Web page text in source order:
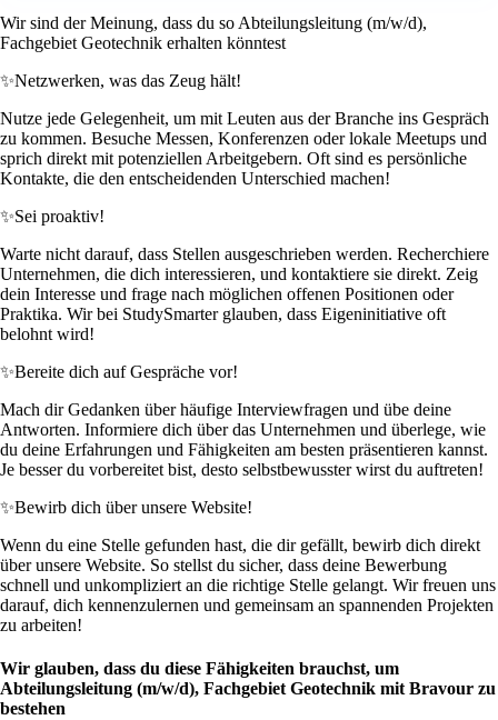
Wir sind der Meinung, dass du so Abteilungsleitung (m/w/d),
Fachgebiet Geotechnik erhalten könntest
✨Netzwerken, was das Zeug hält!
Nutze jede Gelegenheit, um mit Leuten aus der Branche ins Gespräch
zu kommen. Besuche Messen, Konferenzen oder lokale Meetups und
sprich direkt mit potenziellen Arbeitgebern. Oft sind es persönliche
Kontakte, die den entscheidenden Unterschied machen!
✨Sei proaktiv!
Warte nicht darauf, dass Stellen ausgeschrieben werden. Recherchiere
Unternehmen, die dich interessieren, und kontaktiere sie direkt. Zeig
dein Interesse und frage nach möglichen offenen Positionen oder
Praktika. Wir bei StudySmarter glauben, dass Eigeninitiative oft
belohnt wird!
✨Bereite dich auf Gespräche vor!
Mach dir Gedanken über häufige Interviewfragen und übe deine
Antworten. Informiere dich über das Unternehmen und überlege, wie
du deine Erfahrungen und Fähigkeiten am besten präsentieren kannst.
Je besser du vorbereitet bist, desto selbstbewusster wirst du auftreten!
✨Bewirb dich über unsere Website!
Wenn du eine Stelle gefunden hast, die dir gefällt, bewirb dich direkt
über unsere Website. So stellst du sicher, dass deine Bewerbung
schnell und unkompliziert an die richtige Stelle gelangt. Wir freuen uns
darauf, dich kennenzulernen und gemeinsam an spannenden Projekten
zu arbeiten!
Wir glauben, dass du diese Fähigkeiten brauchst, um
Abteilungsleitung (m/w/d), Fachgebiet Geotechnik mit Bravour zu
bestehen